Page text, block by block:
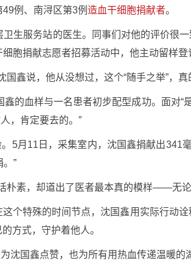
例、南浔区第3例 造血干细胞捐献者。
生服务站的医生。同事们对他的评价很
胞捐献志愿者招募活动中，他主动留样登
鑫说，他从没想过，这个“随手之举”，真
的血样与一名患者初步配型成功。面对“
，肯定要去的。”
5月11日，采集室内，沈国鑫捐献出341
”
朴素，却道出了医者最本真的模样——无
个特殊的时间节点，沈国鑫用实际行动
方式，守护着他人。
沈国鑫点赞，也为所有用热血传递温暖的